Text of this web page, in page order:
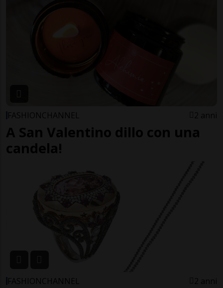
FASHIONCHANNEL 2 anni
A San Valentino dillo con una
candela!
FASHIONCHANNEL 2 anni